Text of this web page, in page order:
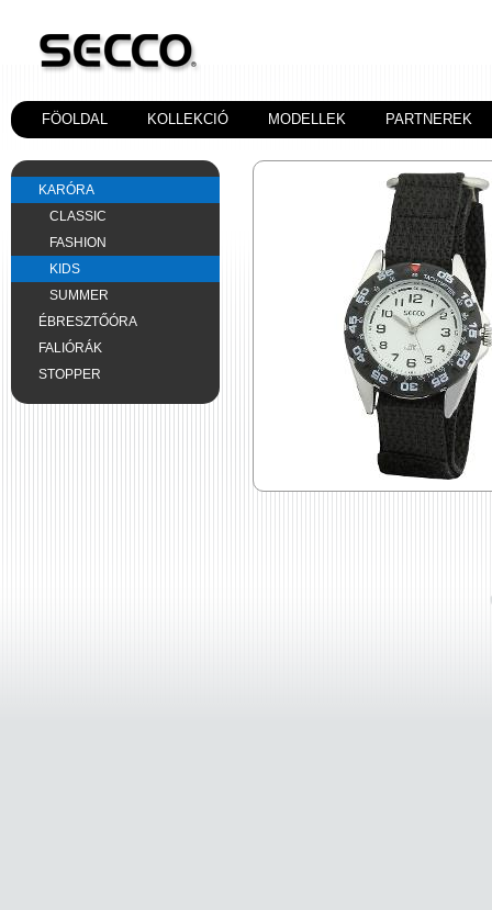
FÖOLDAL KOLLEKCIÓ MODELLEK PARTNEREK
KARÓRA
CLASSIC
FASHION
KIDS
SUMMER
ÉBRESZTŐÓRA
FALIÓRÁK
STOPPER